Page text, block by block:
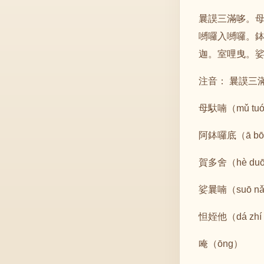
曩謨三滿哆。
嚩囉入嚩囉。
迦。室哩曳。
注音： 曩謨三
母馱喃（mǔ
阿鉢囉底（ā
賀多舍（hè
娑曩喃（suō
怛姪他（dá zhí
唵（ōng）